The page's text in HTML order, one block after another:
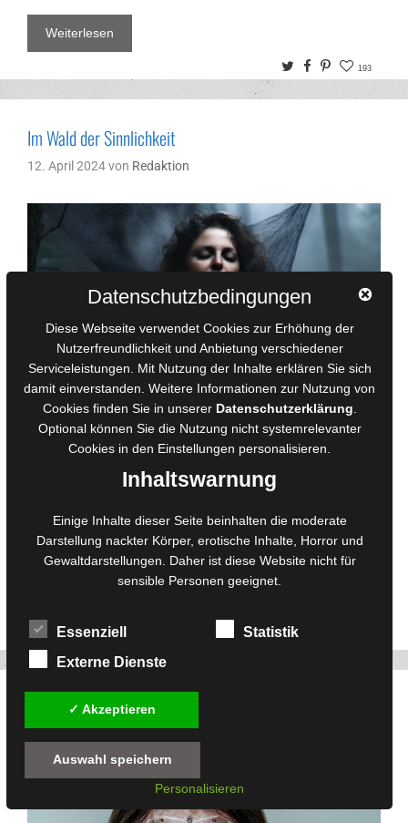
Weiterlesen
TwitterFacebook
Pinterest
193
Im Wald der Sinnlichkeit
12. April 2024von Redaktion
In der Stille des Waldes, wo das Flüstern der Blätter wie eine
der Sinnlichkeit. Eine Frau, allein mit den Gedanken ihrer
Sehnsucht, betritt diesen Ort, der mehr als nur Bäume und
Pfade zu bieten hat. Mit jedem Schritt, den sie tiefer in das …
Twitter
Die Dunkle Schamanin
Datenschutzbedingungen
Diese Webseite verwendet Cookies zur Erhöhung der
Nutzerfreundlichkeit und Anbietung verschiedener
Serviceleistungen. Mit Nutzung der Inhalte erklären Sie sich
damit einverstanden. Weitere Informationen zur Nutzung von
Cookies finden Sie in unserer Datenschutzerklärung
Optional können Sie die Nutzung nicht systemrelevanter
Cookies in den Einstellungen personalisieren.
Inhaltswarnung
Einige Inhalte dieser Seite beinhalten die moderate
Darstellung nackter Körper, erotische Inhalte, Horror und
Gewaltdarstellungen. Daher ist diese Website nicht für
sensible Personen geeignet.
Essenziell
Statistik
Externe Dienste
✓ Akzeptieren
Auswahl speichern
Personalisieren